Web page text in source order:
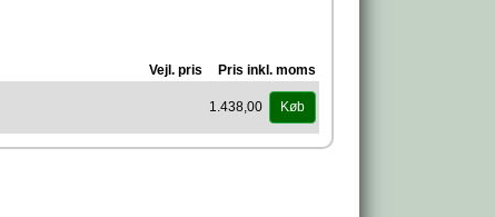
Vejl. pris Pris inkl. moms
1.438,00 Køb